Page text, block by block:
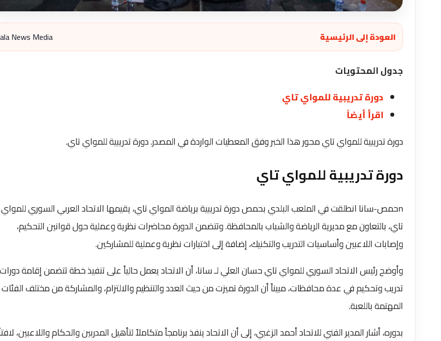
العودة إلى الرئيسية News Media
جدول المحتويات
دورة تدريبية للمواي تاي
اقرأ أيضاً
دورة تدريبية للمواي تاي محور هذا الخبر وفق المعطيات الواردة في المصدر. دورة تدريبية للمواي تاي.
دورة تدريبية للمواي تاي
nحمص-سانا انطلقت في الملعب البلدي بحمص دورة تدريبية برياضة المواي تاي، يقيمها الاتحاد العربي السوري للمواي
تاي، بالتعاون مع مديرية الرياضة والشباب بالمحافظة. وتتضمن الدورة محاضرات نظرية وعملية حول قوانين التحكيم،
وإصابات اللاعبين وأساسيات التدريب والتكنيك، إضافة إلى اختبارات نظرية وعملية للمشاركين.
وأوضح رئيس الاتحاد السوري للمواي تاي حسان العلي لـ سانا، أن الاتحاد يعمل حالياً على تنفيذ خطة تتضمن إقامة دورات
تدريب وتحكيم في عدة محافظات، مبيناً أن الدورة تميزت من حيث العدد والتنظيم والالتزام، والمشاركة من مختلف الفئات
المهتمة باللعبة.
بدوره، أشار المدير الفني للاتحاد أحمد الزغبي، إلى أن الاتحاد ينفذ برنامجاً متكاملاً لتأهيل المدربين والحكام واللاعبين،